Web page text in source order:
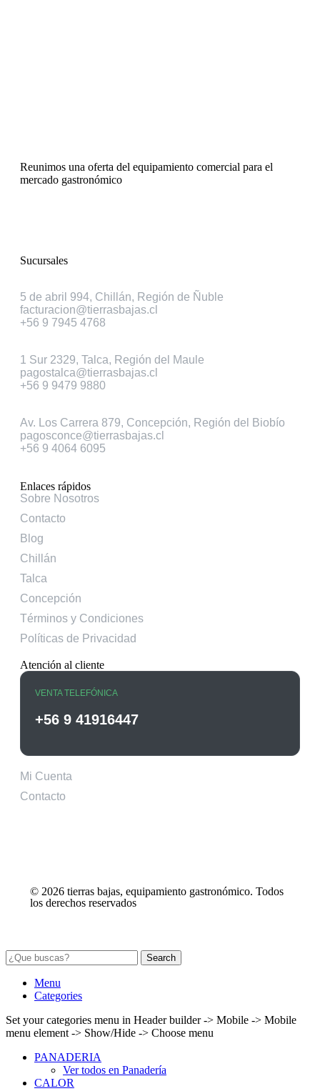
Reunimos una oferta del equipamiento comercial para el
mercado gastronómico
Sucursales
5 de abril 994, Chillán, Región de Ñuble
facturacion@tierrasbajas.cl
+56 9 7945 4768
1 Sur 2329, Talca, Región del Maule
pagostalca@tierrasbajas.cl
+56 9 9479 9880
Av. Los Carrera 879, Concepción, Región del Biobío
pagosconce@tierrasbajas.cl
+56 9 4064 6095
Enlaces rápidos
Sobre Nosotros
Contacto
Blog
Chillán
Talca
Concepción
Términos y Condiciones
Políticas de Privacidad
Atención al cliente
VENTA TELEFÓNICA
+56 9 41916447
Mi Cuenta
Contacto
© 2026 tierras bajas, equipamiento gastronómico. Todos
los derechos reservados
Search
Menu
Categories
Set your categories menu in Header builder -> Mobile -> Mobile
menu element -> Show/Hide -> Choose menu
PANADERIA
Ver todos en Panadería
CALOR
¿Cómo calificarías tu experiencia?
Seleccione
una
de
1
No fue buena Muy Buena
Siguiente
Saltar